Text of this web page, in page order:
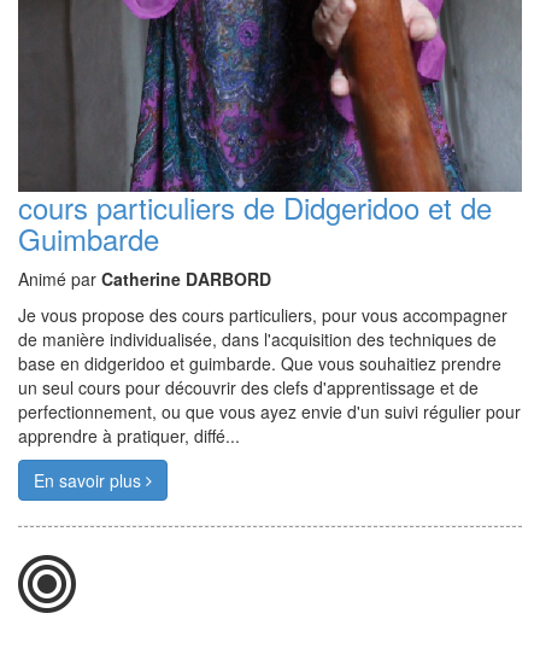
cours particuliers de Didgeridoo et de
Guimbarde
Animé par Catherine DARBORD
Je vous propose des cours particuliers, pour vous accompagner
de manière individualisée, dans l'acquisition des techniques de
base en didgeridoo et guimbarde. Que vous souhaitiez prendre
un seul cours pour découvrir des clefs d'apprentissage et de
perfectionnement, ou que vous ayez envie d'un suivi régulier pour
apprendre à pratiquer, diffé...
En savoir plus